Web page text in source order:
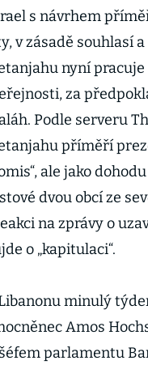
s návrhem
v zásadě souhlasí
nyní pracuje
za
Podle serveru
příměří
ale jako
dvou obcí ze
na zprávy o
o „kapitulaci“.
minulý
Amos
parlamentu